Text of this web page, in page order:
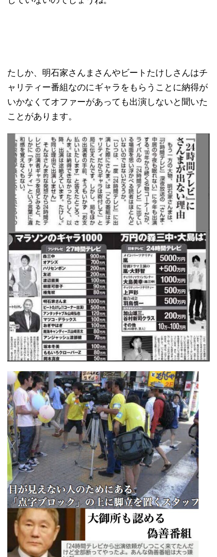
たしか、明石家さんまさんやビートたけしさんはチ
ャリティー番組なのにギャラをもらうことに納得が
いかなくてオファーがあっても出演しないと聞いた
ことがあります。